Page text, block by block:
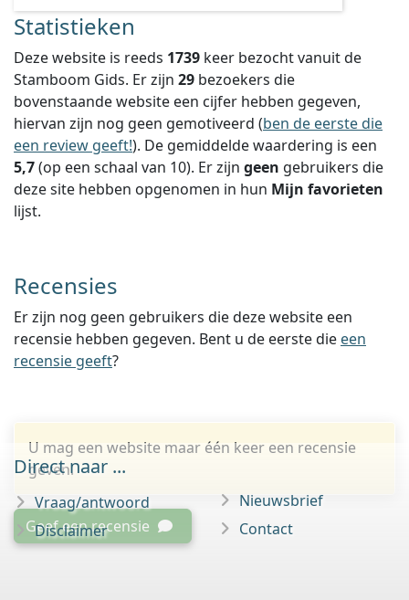
Statistieken
Deze website is reeds 1739 keer bezocht vanuit de
Stamboom Gids. Er zijn 29 bezoekers die
bovenstaande website een cijfer hebben gegeven,
hiervan zijn nog geen gemotiveerd (ben de eerste die
een review geeft!). De gemiddelde waardering is een
5,7(op een schaal van 10). Er zijn geen gebruikers die
deze site hebben opgenomen in hun Mijn favorieten
lijst.
Recensies
Er zijn nog geen gebruikers die deze website een
recensie hebben gegeven. Bent u de eerste die een
recensie geeft?
U mag een website maar één keer een recensie
geven.
Geef een recensie
Direct naar ...
Vraag/antwoord
Disclaimer
Nieuwsbrief
Contact